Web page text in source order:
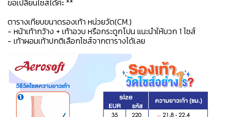
ขอเปลี่ยนไซส์ได้ค่ะ **
ตารางเทียบขนาดรองเท้า หน่วยวัด(CM.)
- หน้าเท้ากว้าง + เท้าอวบ หรือกระดูกโปน แนะนำให้บวก 1 ไซส์
- เท้าผอมเท้าปกติเลือกไซส์จากตารางได้เลย